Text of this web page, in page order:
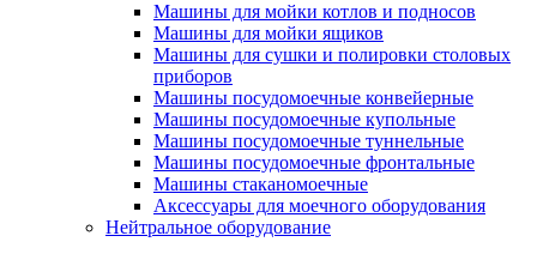
Машины для мойки котлов и подносов
Машины для мойки ящиков
Машины для сушки и полировки столовых
приборов
Машины посудомоечные конвейерные
Машины посудомоечные купольные
Машины посудомоечные туннельные
Машины посудомоечные фронтальные
Машины стаканомоечные
Аксессуары для моечного оборудования
Нейтральное оборудование